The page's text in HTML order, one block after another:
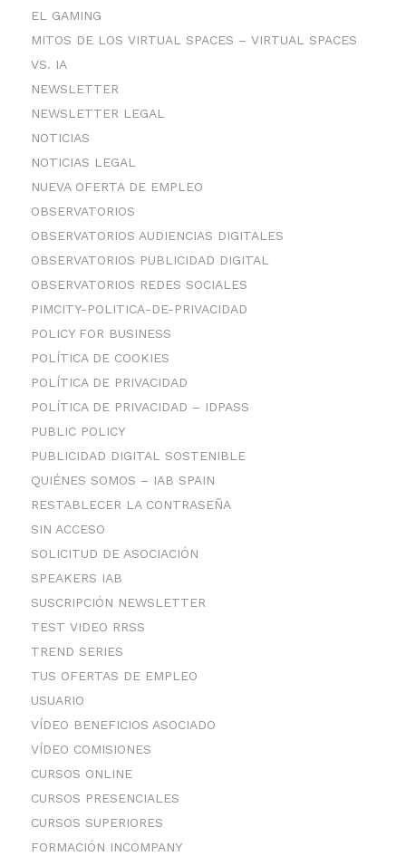
EL GAMING
MITOS DE LOS VIRTUAL SPACES – VIRTUAL SPACES
VS. IA
NEWSLETTER
NEWSLETTER LEGAL
NOTICIAS
NOTICIAS LEGAL
NUEVA OFERTA DE EMPLEO
OBSERVATORIOS
OBSERVATORIOS AUDIENCIAS DIGITALES
OBSERVATORIOS PUBLICIDAD DIGITAL
OBSERVATORIOS REDES SOCIALES
PIMCITY-POLITICA-DE-PRIVACIDAD
POLICY FOR BUSINESS
POLÍTICA DE COOKIES
POLÍTICA DE PRIVACIDAD
POLÍTICA DE PRIVACIDAD – IDPASS
PUBLIC POLICY
PUBLICIDAD DIGITAL SOSTENIBLE
QUIÉNES SOMOS – IAB SPAIN
RESTABLECER LA CONTRASEÑA
SIN ACCESO
SOLICITUD DE ASOCIACIÓN
SPEAKERS IAB
SUSCRIPCIÓN NEWSLETTER
TEST VIDEO RRSS
TREND SERIES
TUS OFERTAS DE EMPLEO
USUARIO
VÍDEO BENEFICIOS ASOCIADO
VÍDEO COMISIONES
CURSOS ONLINE
CURSOS PRESENCIALES
CURSOS SUPERIORES
FORMACIÓN INCOMPANY